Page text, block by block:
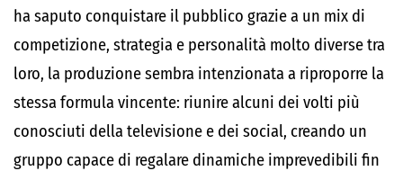
ha saputo conquistare il pubblico grazie a un mix di
competizione, strategia e personalità molto diverse tra
loro, la produzione sembra intenzionata a riproporre la
stessa formula vincente: riunire alcuni dei volti più
conosciuti della televisione e dei social, creando un
gruppo capace di regalare dinamiche imprevedibili fin